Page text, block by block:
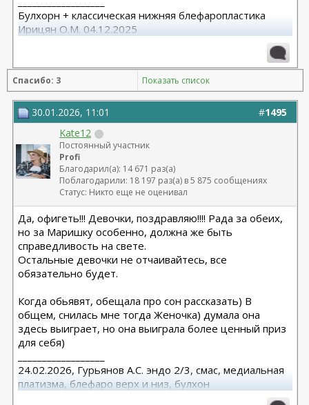
Булхорн + классическая нижняя блефаропластика
Ирицян О.М. 04.12.2025
Расширенная абдоминопластика + липосакция 360 +
липофилинг средней трети лица Назоев К.В.
22.04.2026
Спасибо: 3 Показать список
#1495
30.01.2026, 11:01
Kate12
Постоянный участник
Profi
Благодарил(а): 14 671 раз(а)
Поблагодарили: 18 197 раз(а) в 5 875 сообщениях
Статус: Никто еще не оценивал
Да, офигеть!!! Девочки, поздравляю!!!! Рада за обеих,
но за Маришку особенно, должна же быть
справедливость на свете.
Остальные девочки не отчаивайтесь, все
обязательно будет.
Когда обьявят, обещала про сон рассказать) В
общем, снилась мне тогда Женочка) думала она
здесь выиграет, но она выиграла более ценный приз
для себя)
24.02.2026, Гурьянов А.С. эндо 2/3, смас, медиальная
платизма, блефаро верх и низ, булхон